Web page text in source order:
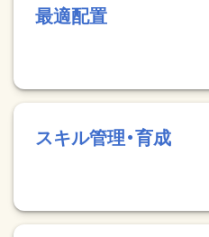
最適配置
スキル管理・育成